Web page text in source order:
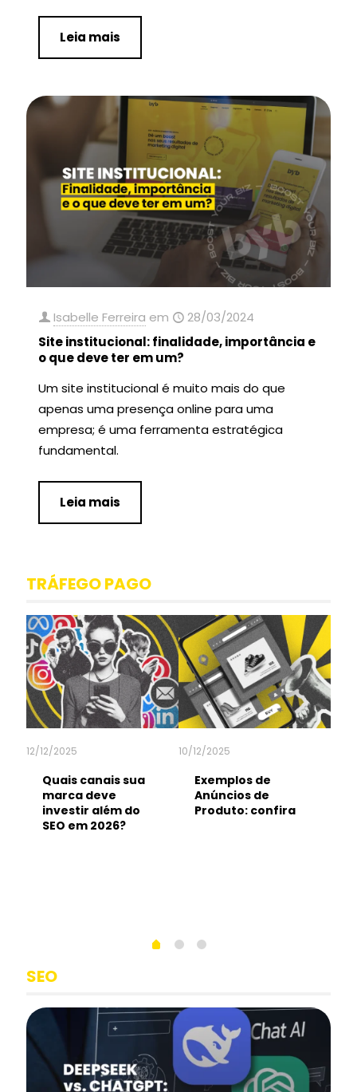
Leia mais
Isabelle Ferreira em
28/03/2024
Site institucional: finalidade, importância e
o que deve ter em um?
Um site institucional é muito mais do que
apenas uma presença online para uma
empresa; é uma ferramenta estratégica
fundamental.
Leia mais
TRÁFEGO PAGO
12/12/2025
Quais canais sua
marca deve
investir além do
SEO em 2026?
10/12/2025
Exemplos de
Anúncios de
Produto: confira
SEO